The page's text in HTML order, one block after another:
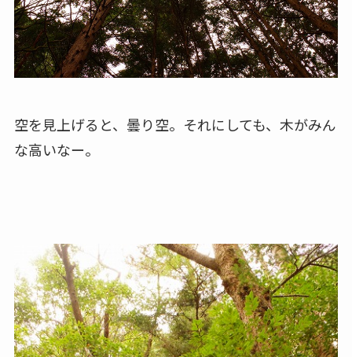
空を見上げると、曇り空。それにしても、木がみん
な高いなー。